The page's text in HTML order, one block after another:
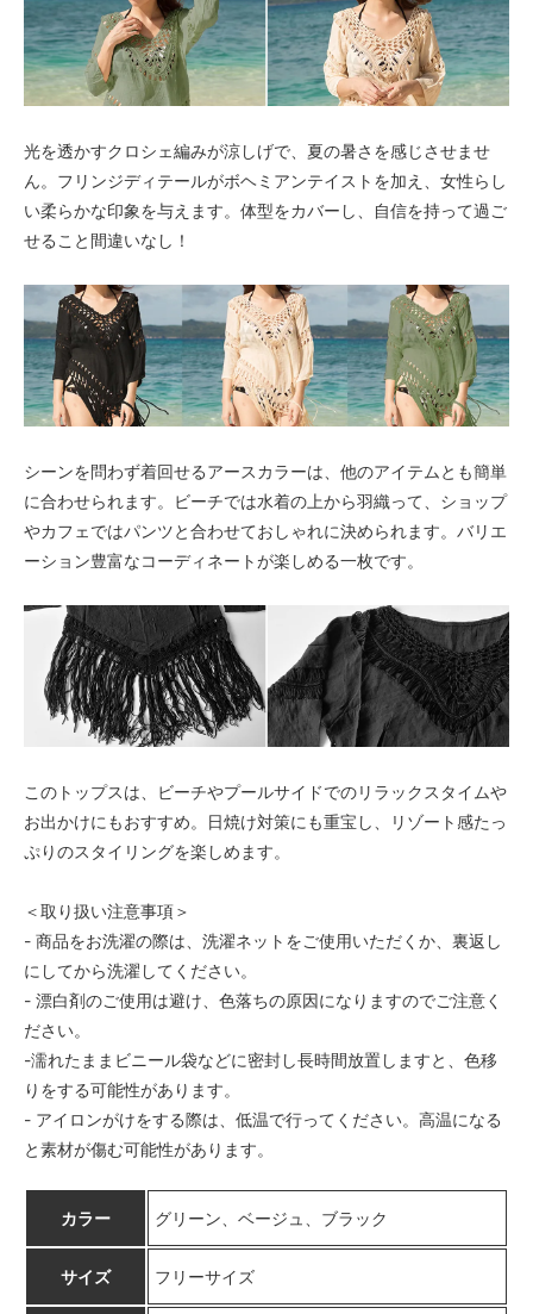
光を透かすクロシェ編みが涼しげで、夏の暑さを感じさせませ
ん。フリンジディテールがボヘミアンテイストを加え、女性らし
い柔らかな印象を与えます。体型をカバーし、自信を持って過ご
せること間違いなし！
シーンを問わず着回せるアースカラーは、他のアイテムとも簡単
に合わせられます。ビーチでは水着の上から羽織って、ショップ
やカフェではパンツと合わせておしゃれに決められます。バリエ
ーション豊富なコーディネートが楽しめる一枚です。
このトップスは、ビーチやプールサイドでのリラックスタイムや
お出かけにもおすすめ。日焼け対策にも重宝し、リゾート感たっ
ぷりのスタイリングを楽しめます。
＜取り扱い注意事項＞
- 商品をお洗濯の際は、洗濯ネットをご使用いただくか、裏返し
にしてから洗濯してください。
- 漂白剤のご使用は避け、色落ちの原因になりますのでご注意く
ださい。
-濡れたままビニール袋などに密封し長時間放置しますと、色移
りをする可能性があります。
- アイロンがけをする際は、低温で行ってください。高温になる
と素材が傷む可能性があります。
カラー グリーン、ベージュ、ブラック
サイズ フリーサイズ